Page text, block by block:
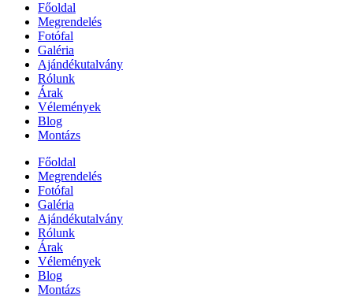
Főoldal
Megrendelés
Fotófal
Galéria
Ajándékutalvány
Rólunk
Árak
Vélemények
Blog
Montázs
Főoldal
Megrendelés
Fotófal
Galéria
Ajándékutalvány
Rólunk
Árak
Vélemények
Blog
Montázs